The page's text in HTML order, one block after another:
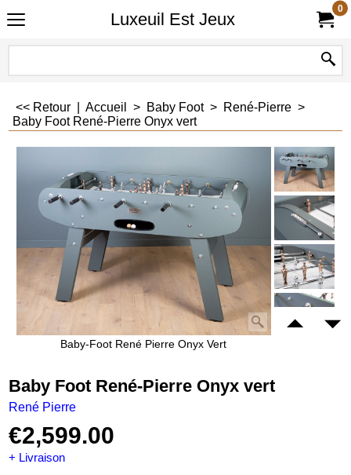
Luxeuil Est Jeux
0
<< Retour Accueil > Baby Foot> René-Pierre >
Baby Foot René-Pierre Onyx vert
Baby-Foot René Pierre Onyx Vert
Baby Foot René-Pierre Onyx vert
René Pierre
€2,599.00
+ Livraison